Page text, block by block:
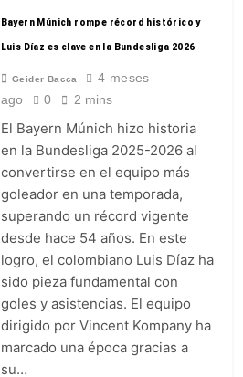
Bayern Múnich rompe récord histórico y
Luis Díaz es clave en la Bundesliga 2026
Geider Bacca
4 meses
ago
0 2 mins
El Bayern Múnich hizo historia
en la Bundesliga 2025-2026 al
convertirse en el equipo más
goleador en una temporada,
superando un récord vigente
desde hace 54 años. En este
logro, el colombiano Luis Díaz ha
sido pieza fundamental con
goles y asistencias. El equipo
dirigido por Vincent Kompany ha
marcado una época gracias a
su…